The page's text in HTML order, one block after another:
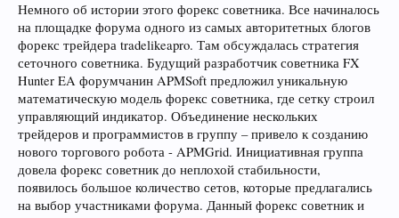
Немного об истории этого форекс советника. Все начиналось
на площадке форума одного из самых авторитетных блогов
форекс трейдера tradelikeapro. Там обсуждалась стратегия
сеточного советника. Будущий разработчик советника FX
Hunter EA форумчанин APMSoft предложил уникальную
математическую модель форекс советника, где сетку строил
управляющий индикатор. Объединение нескольких
трейдеров и программистов в группу – привело к созданию
нового торгового робота - APMGrid. Инициативная группа
довела форекс советник до неплохой стабильности,
появилось большое количество сетов, которые предлагались
на выбор участниками форума. Данный форекс советник и